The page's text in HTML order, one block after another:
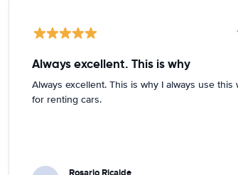
Always excellent. This is why
Always excellent. This is why I always use this
for renting cars.